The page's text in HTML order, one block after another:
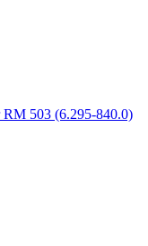
RM 503 (6.295-840.0)